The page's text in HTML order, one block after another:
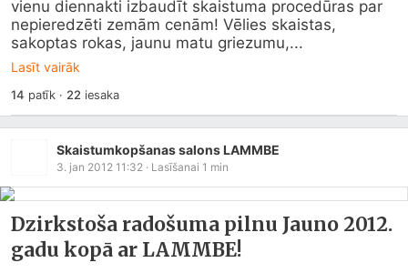
vienu diennakti izbaudīt skaistuma procedūras par
nepieredzēti zemām cenām! Vēlies skaistas,
sakoptas rokas, jaunu matu griezumu,...
Lasīt vairāk
14 patīk · 22 iesaka
Skaistumkopšanas salons LAMMBE
3. jan 2012 11:32 · Lasīšanai 1 min
Dzirkstoša radošuma pilnu Jauno 2012.
gadu kopā ar LAMMBE!